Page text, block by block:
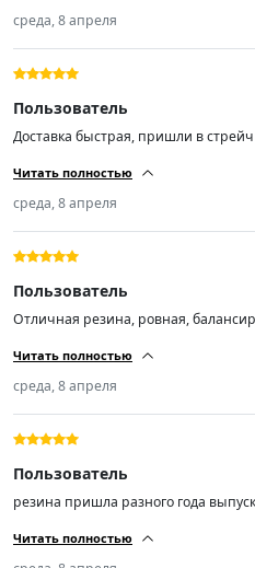
среда, 8 апреля
Пользователь
Доставка быстрая, пришли в
Читать полностью
среда, 8 апреля
Пользователь
Отличная резина, ровная,
Читать полностью
среда, 8 апреля
Пользователь
резина пришла разного года
Читать полностью